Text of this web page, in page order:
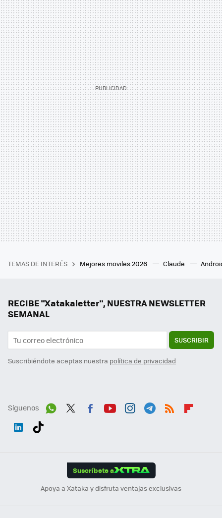
TEMAS DE INTERÉS Mejores moviles 2026 Claude
RECIBE "Xatakaletter", NUESTRA NEWSLETTER
SEMANAL
SUSCRIBIR
Suscribiéndote aceptas nuestra política de privacidad
Síguenos
Suscríbete a
Apoya a Xataka y disfruta ventajas exclusivas